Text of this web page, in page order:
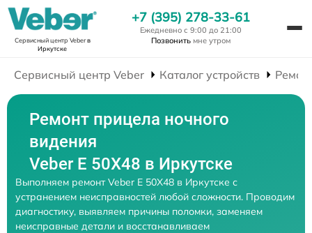
Сервисный центр Veberв
Иркутске
+7 (395) 278-33-61
Ежедневно с 9:00 до 21:00
Позвонить мне утром
Сервисный центр Veber Каталог устройств
Ремонт прицела ночного
видения
Veber E 50X48 в Иркутске
Выполняем ремонт Veber E 50X48 в Иркутске с
устранением неисправностей любой сложности. Проводим
диагностику, выявляем причины поломки, заменяем
неисправные детали и восстанавливаем